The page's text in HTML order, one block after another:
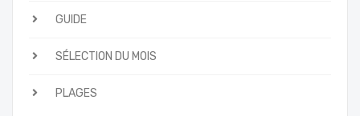
GUIDE
SÉLECTION DU MOIS
PLAGES